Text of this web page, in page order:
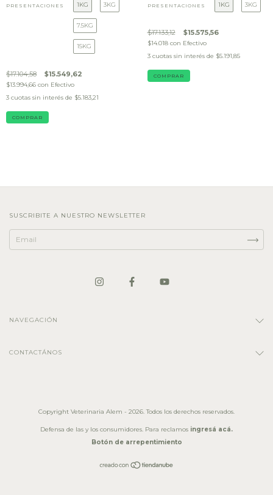
PRESENTACIONES 1KG 3KG
7.5KG
15KG
$17.104,58 $15.549,62
$13.994,66 con Efectivo
3 cuotas sin interés de $5.183,21
COMPRAR
PRESENTACIONES 1KG 3KG
$17.133,12 $15.575,56
$14.018 con Efectivo
3 cuotas sin interés de $5.191,85
COMPRAR
SUSCRIBITE A NUESTRO NEWSLETTER
NAVEGACIÓN
CONTACTÁNOS
Copyright Veterinaria Alem - 2026. Todos los derechos reservados.
Defensa de las y los consumidores. Para reclamos ingresá acá.
Botón de arrepentimiento